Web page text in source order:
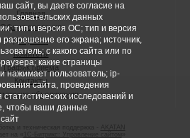
Главная
Общие сведения
Депутаты
Комитеты
График приема
Контакты
объединения
1С-Битрикс: Управление сайтом
сайт, вы даете согласие на
данных
тип и версия ОС; тип и версия
разрешение его экрана; источник,
с какого сайта или по
какие страницы
нажимает пользователь; ip-
сайта, проведения
исследований и
чтобы ваши данные